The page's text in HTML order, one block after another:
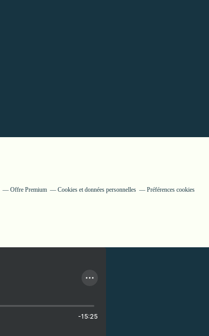
Offre Premium Cookies et données personnelles Préférences cookies
-15:25